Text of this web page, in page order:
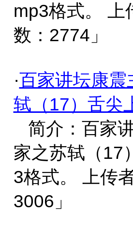
mp3格式。 上
数：2774」
·百家讲坛康震
轼（17）舌尖
简介：百家
家之苏轼（17
3格式。 上传
3006」